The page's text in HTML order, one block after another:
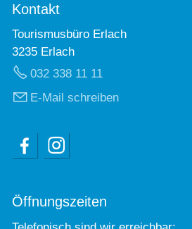
Kontakt
Tourismusbüro Erlach
3235 Erlach
032 338 11 11
E-Mail schreiben
Öffnungszeiten